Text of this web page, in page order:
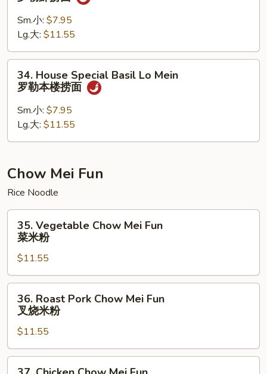
Basil
Lo
Mein
罗
勒
Sm.小: $7.95
Lg.大: $11.55
House
Special
Basil
Mein
勒
本
楼
捞
34. House Special Basil Lo Mein
罗勒本楼捞面
Sm.小: $7.95
Lg.大: $11.55
Chow Mei Fun
Rice Noodle
Vegetable
Chow
Mei
Fun
菜
35. Vegetable Chow Mei Fun
菜米粉
$11.55
Roast
Pork
Chow
Mei
Fun
36. Roast Pork Chow Mei Fun
叉烧米粉
$11.55